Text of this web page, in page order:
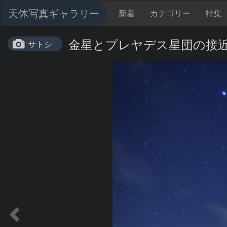
天体写真ギャラリー 新着 カテゴリー 特集
サトシ 金星とプレヤデス星団の接